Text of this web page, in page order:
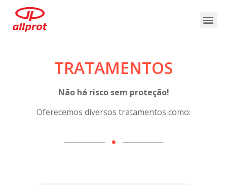
TRATAMENTOS
Não há risco sem proteção!
Oferecemos diversos tratamentos como: